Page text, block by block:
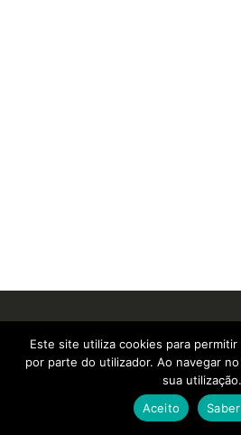
Informações | Contactos
Este site utiliza cookies para
por parte do utilizador. Ao navegar
sua utilização.
Aceito